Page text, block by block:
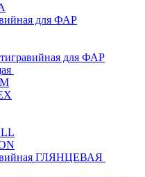
для ФАР
для ФАР
ГЛЯНЦЕВАЯ